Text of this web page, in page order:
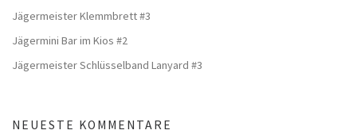
Jägermeister Klemmbrett #3
Jägermini Bar im Kios #2
Jägermeister Schlüsselband Lanyard #3
NEUESTE KOMMENTARE